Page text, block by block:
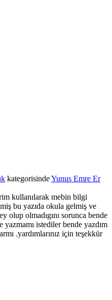
kategorisindeYunus Emre Er
kullanılarak mebin bilgi
bu yazıda okula gelmiş ve
olup olmadıgını sorunca bende
istediler bende yazdım
.yardımlarınız için teşekkür